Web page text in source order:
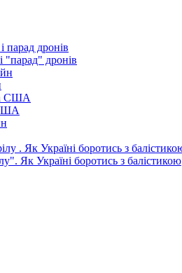
"парад" дронів
Як Україні боротись з балістикою